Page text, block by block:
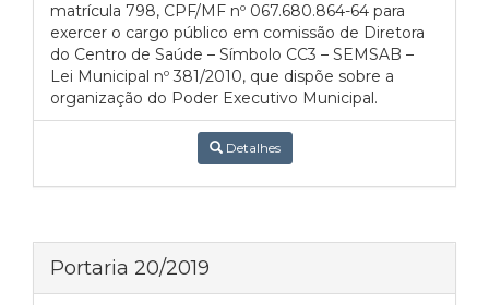
matrícula 798, CPF/MF nº 067.680.864-64 para
exercer o cargo público em comissão de Diretora
do Centro de Saúde – Símbolo CC3 – SEMSAB –
Lei Municipal nº 381/2010, que dispõe sobre a
organização do Poder Executivo Municipal.
Detalhes
Portaria 20/2019